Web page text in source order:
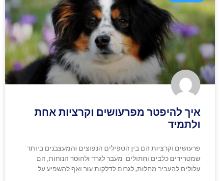
איך להיפטר מפרעושים וקרציות אחת
ולתמיד
פרעושים וקרציות הם בין הטפילים הנפוצים והמעצבנים ביותר
שמטרידים כלבים וחתולים. מעבר לגרד ולחוסר הנוחות, הם
עלולים להעביר מחלות, לגרום לדלקות עור ואף להשפיע על